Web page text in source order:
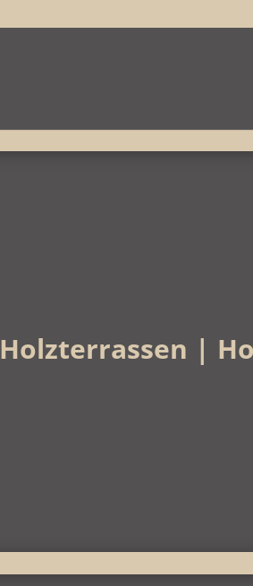
Holzterrassen |